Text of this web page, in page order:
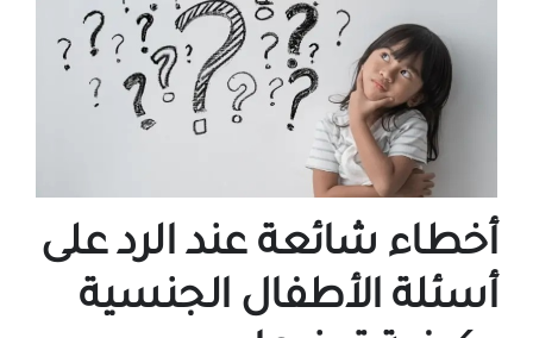
أخطاء شائعة عند الرد على
أسئلة الأطفال الجنسية